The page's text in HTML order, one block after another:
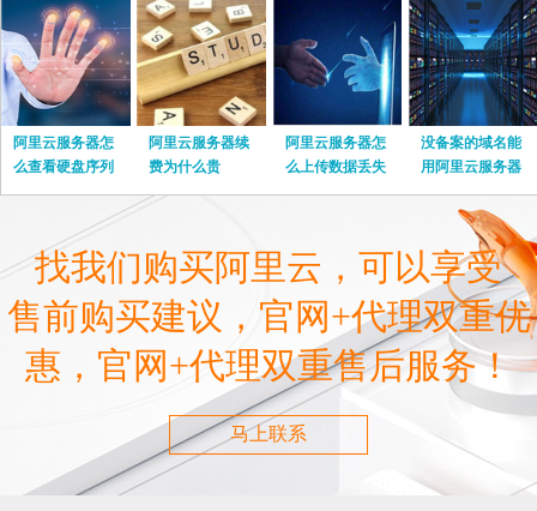
阿里云服务器怎
么查看硬盘序列
号
阿里云服务器续
费为什么贵
阿里云服务器怎
么上传数据丢失
没备案的域名能
用阿里云服务器
嘛
找我们购买阿里云，可以享受
售前购买建议，官网+代理双重优
惠，官网+代理双重售后服务！
马上联系